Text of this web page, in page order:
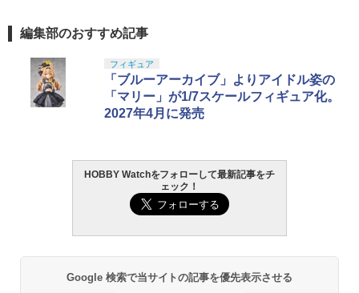
編集部のおすすめ記事
フィギュア
「ブルーアーカイブ」よりアイドル姿の
「マリー」が1/7スケールフィギュア化。
2027年4月に発売
HOBBY Watchをフォローして最新記事をチ
ェック！
Google 検索で当サイトの記事を優先表示させる